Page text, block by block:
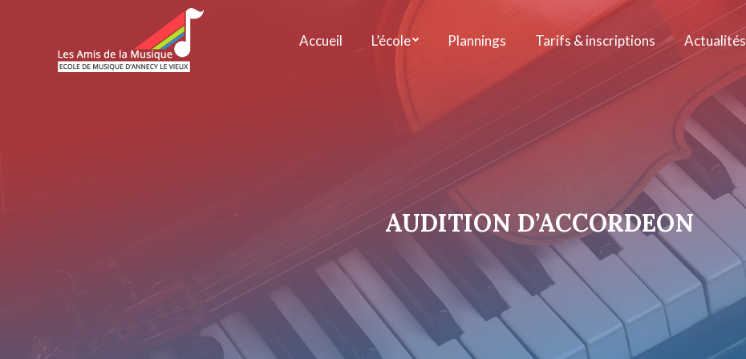
Accueil L’école Plannings Tarifs & inscriptions Actualités
AUDITION D’ACCORDEON